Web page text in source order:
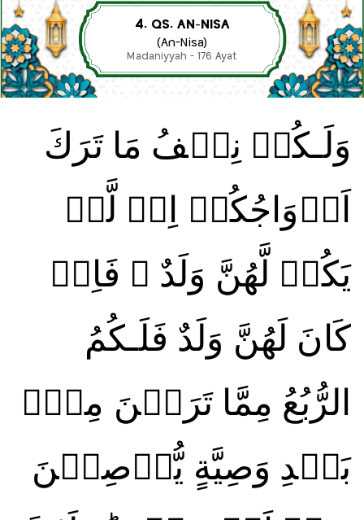
4. QS. AN-NISA
(An-Nisa)
Madaniyyah - 176 Ayat
وَلَـكُمۡ نِصۡفُ مَا تَرَكَ
اَزۡوَاجُكُمۡ اِنۡ لَّمۡ
يَكُنۡ لَّهُنَّ وَلَدٌ ۚ فَاِنۡ
كَانَ لَهُنَّ وَلَدٌ فَلَـكُمُ
الرُّبُعُ مِمَّا تَرَكۡنَ‌ مِنۡۢ
بَعۡدِ وَصِيَّةٍ يُّوۡصِيۡنَ